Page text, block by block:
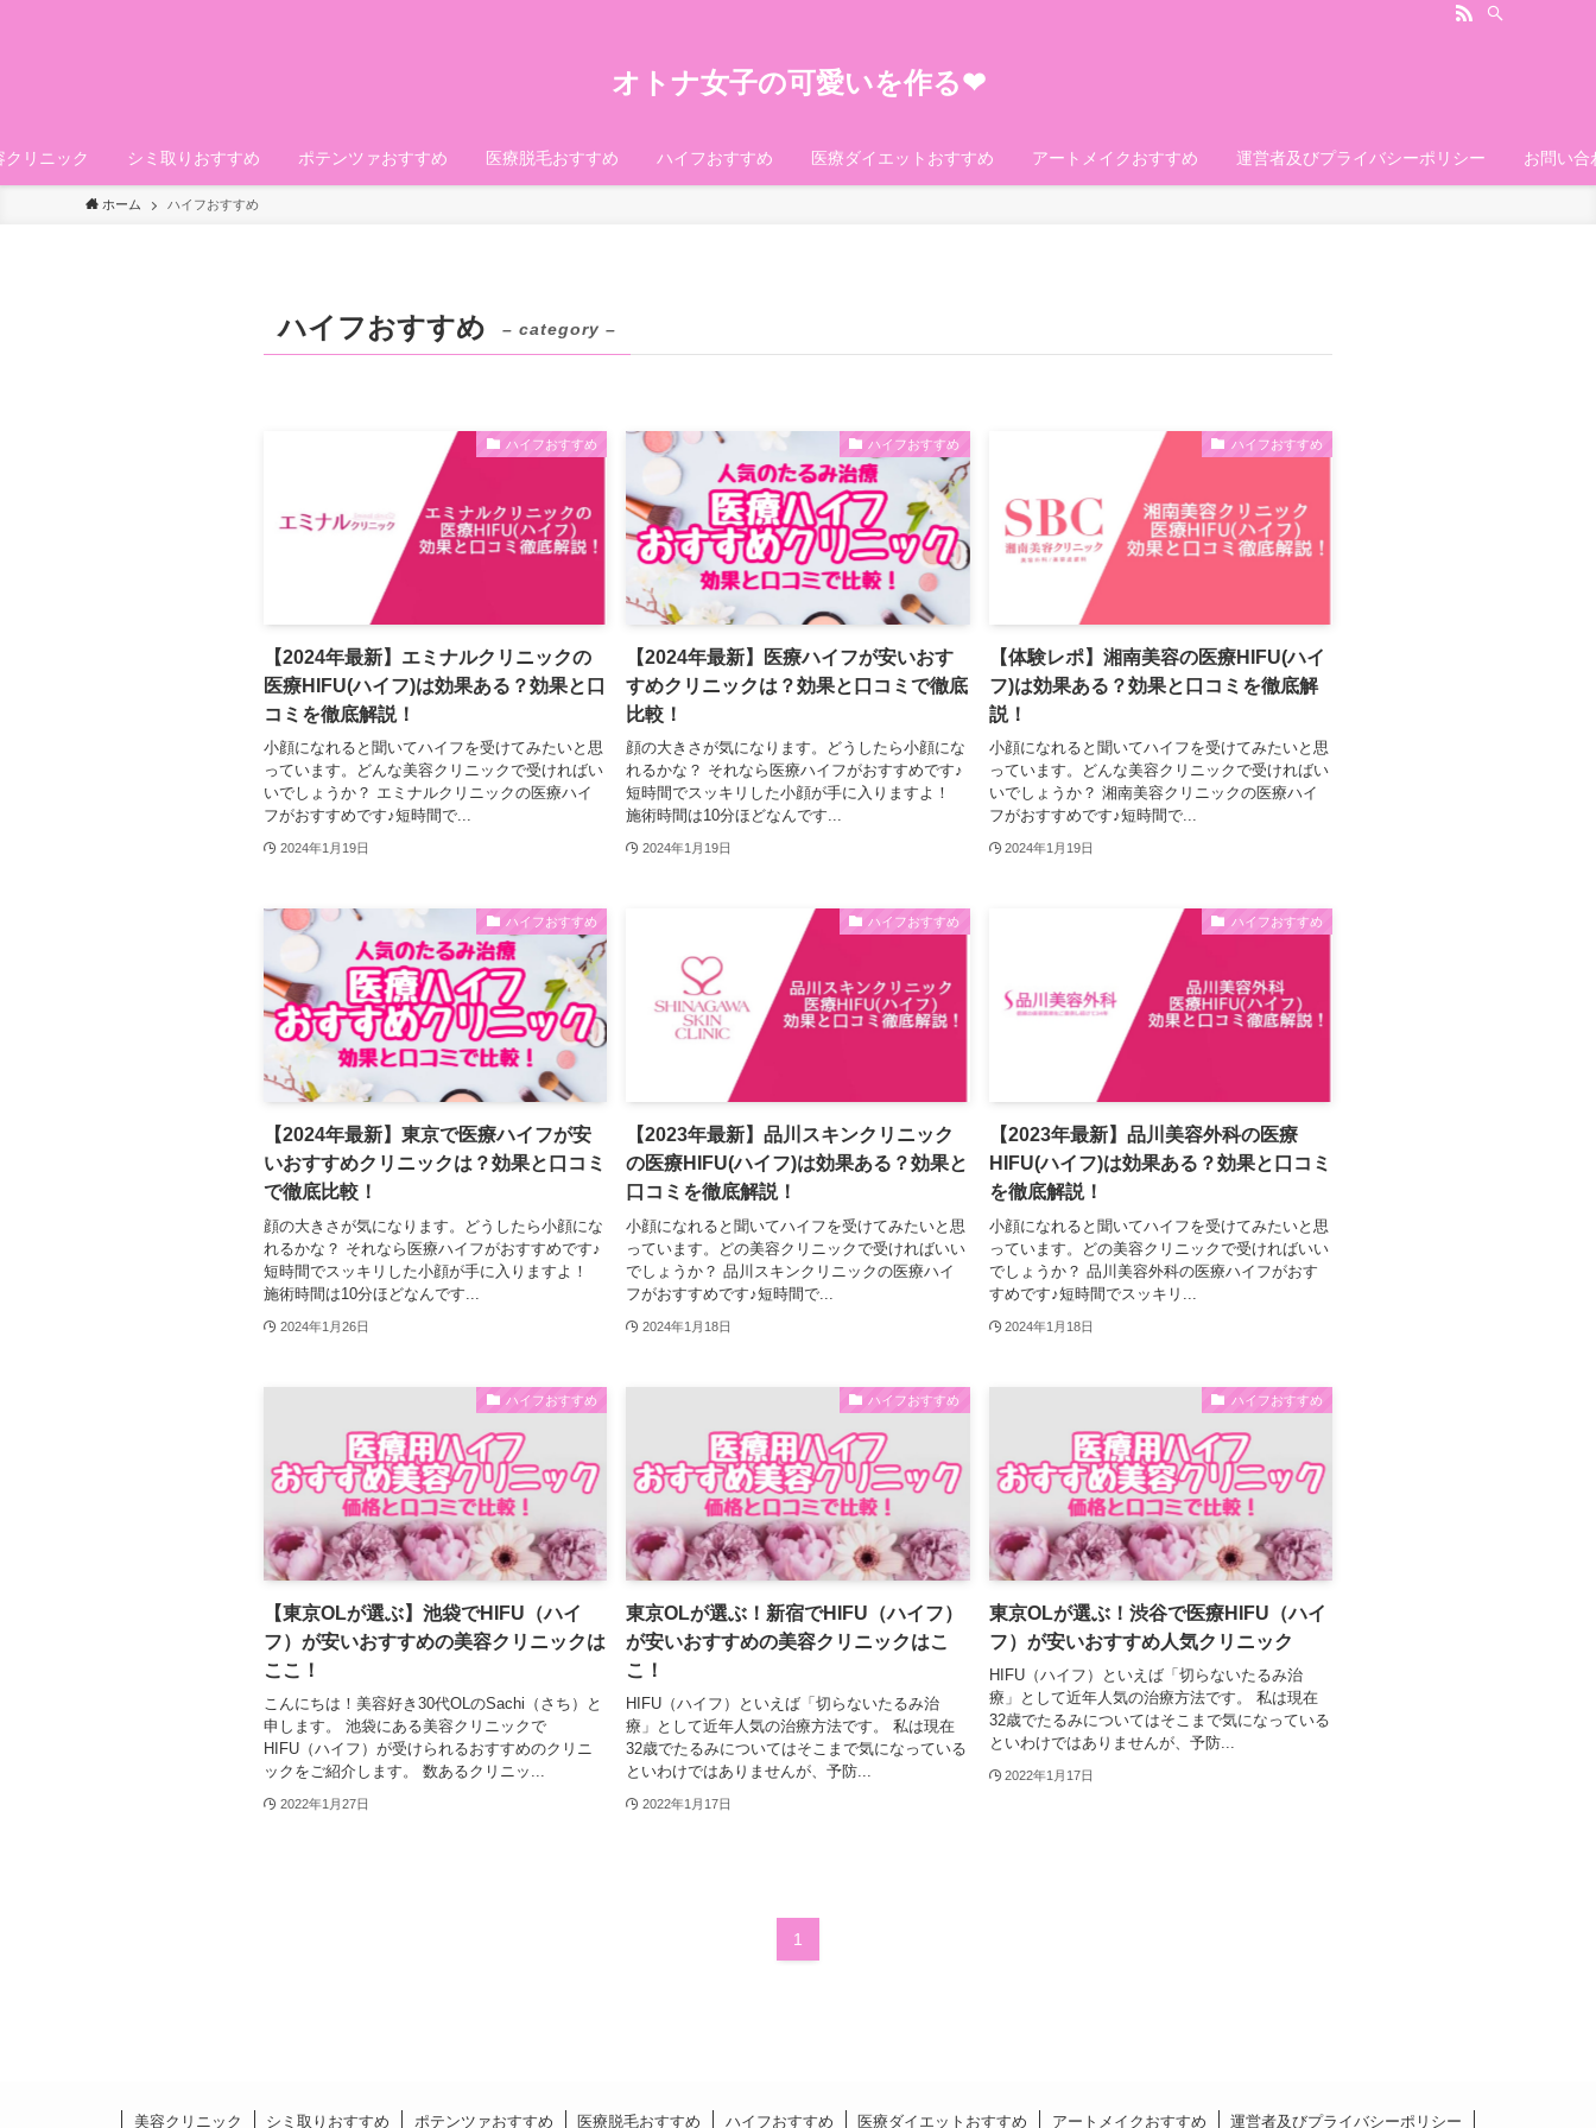
オトナ女子の可愛いを作る❤︎
クリニック シミ取りおすすめ ポテンツァおすすめ 医療脱毛おすすめ ハイフおすすめ 医療ダイエットおすすめ アートメイクおすすめ 運営者及びプライバシーポリシー お問い合
ホーム ハイフおすすめ
ハイフおすすめ – category –
ハイフおすすめ
【2024年最新】エミナルクリニックの
医療HIFU(ハイフ)は効果ある？効果と口
コミを徹底解説！
小顔になれると聞いてハイフを受けてみたいと思
っています。どんな美容クリニックで受ければい
いでしょうか？ エミナルクリニックの医療ハイ
フがおすすめです♪短時間で...
2024年1月19日
ハイフおすすめ
【2024年最新】医療ハイフが安いおす
すめクリニックは？効果と口コミで徹底
比較！
顔の大きさが気になります。どうしたら小顔にな
れるかな？ それなら医療ハイフがおすすめです♪
短時間でスッキリした小顔が手に入りますよ！
施術時間は10分ほどなんです...
2024年1月19日
ハイフおすすめ
【体験レポ】湘南美容の医療HIFU(ハイ
フ)は効果ある？効果と口コミを徹底解
説！
小顔になれると聞いてハイフを受けてみたいと思
っています。どんな美容クリニックで受ければい
いでしょうか？ 湘南美容クリニックの医療ハイ
フがおすすめです♪短時間で...
2024年1月19日
ハイフおすすめ
【2024年最新】東京で医療ハイフが安
いおすすめクリニックは？効果と口コミ
で徹底比較！
顔の大きさが気になります。どうしたら小顔にな
れるかな？ それなら医療ハイフがおすすめです♪
短時間でスッキリした小顔が手に入りますよ！
施術時間は10分ほどなんです...
2024年1月26日
ハイフおすすめ
【2023年最新】品川スキンクリニック
の医療HIFU(ハイフ)は効果ある？効果と
口コミを徹底解説！
小顔になれると聞いてハイフを受けてみたいと思
っています。どの美容クリニックで受ければいい
でしょうか？ 品川スキンクリニックの医療ハイ
フがおすすめです♪短時間で...
2024年1月18日
ハイフおすすめ
【2023年最新】品川美容外科の医療
HIFU(ハイフ)は効果ある？効果と口コミ
を徹底解説！
小顔になれると聞いてハイフを受けてみたいと思
っています。どの美容クリニックで受ければいい
でしょうか？ 品川美容外科の医療ハイフがおす
すめです♪短時間でスッキリ...
2024年1月18日
ハイフおすすめ
【東京OLが選ぶ】池袋でHIFU（ハイ
フ）が安いおすすめの美容クリニックは
ここ！
こんにちは！美容好き30代OLのSachi（さち）と
申します。 池袋にある美容クリニックで
HIFU（ハイフ）が受けられるおすすめのクリニ
ックをご紹介します。 数あるクリニッ...
2022年1月27日
ハイフおすすめ
東京OLが選ぶ！新宿でHIFU（ハイフ）
が安いおすすめの美容クリニックはこ
こ！
HIFU（ハイフ）といえば「切らないたるみ治
療」として近年人気の治療方法です。 私は現在
32歳でたるみについてはそこまで気になっている
といわけではありませんが、予防...
2022年1月17日
ハイフおすすめ
東京OLが選ぶ！渋谷で医療HIFU（ハイ
フ）が安いおすすめ人気クリニック
HIFU（ハイフ）といえば「切らないたるみ治
療」として近年人気の治療方法です。 私は現在
32歳でたるみについてはそこまで気になっている
といわけではありませんが、予防...
2022年1月17日
1
美容クリニック シミ取りおすすめ ポテンツァおすすめ 医療脱毛おすすめ ハイフおすすめ 医療ダイエットおすすめ アートメイクおすすめ 運営者及びプライバシーポリシー